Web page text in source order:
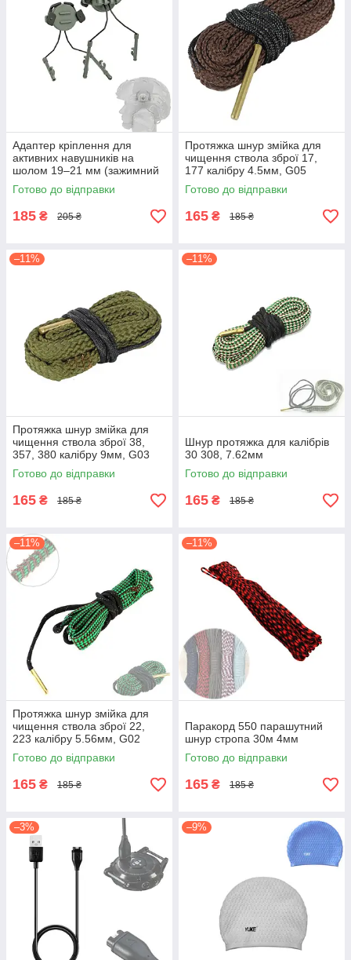
Адаптер кріплення для
активних навушників на
шолом 19–21 мм (зажимний
комплект)
Готово до відправки
185 ₴ 205 ₴
Протяжка шнур змійка для
чищення ствола зброї 17,
177 калібру 4.5мм, G05
Готово до відправки
165 ₴ 185 ₴
–11%
Протяжка шнур змійка для
чищення ствола зброї 38,
357, 380 калібру 9мм, G03
Готово до відправки
165 ₴ 185 ₴
–11%
Шнур протяжка для калібрів
30 308, 7.62мм
Готово до відправки
165 ₴ 185 ₴
–11%
Протяжка шнур змійка для
чищення ствола зброї 22,
223 калібру 5.56мм, G02
Готово до відправки
165 ₴ 185 ₴
–11%
Паракорд 550 парашутний
шнур стропа 30м 4мм
Готово до відправки
165 ₴ 185 ₴
–3% –9%